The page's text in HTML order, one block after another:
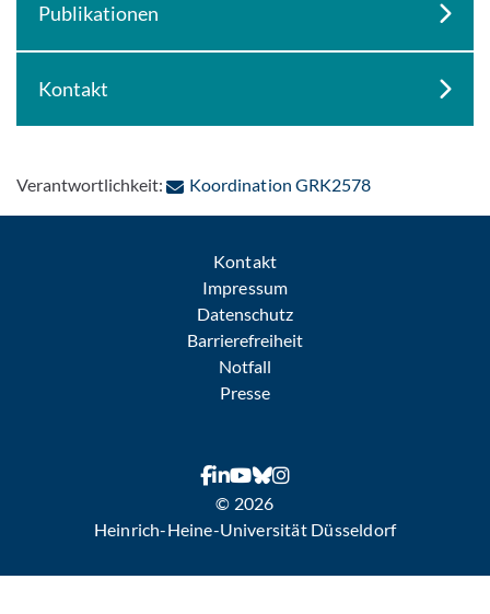
Publikationen
Kontakt
Verantwortlichkeit: Koordination GRK2578: Per E-Mail
Kontakt
Impressum
Datenschutz
Barrierefreiheit
Notfall
Presse
© 2026
Heinrich-Heine-Universität Düsseldorf